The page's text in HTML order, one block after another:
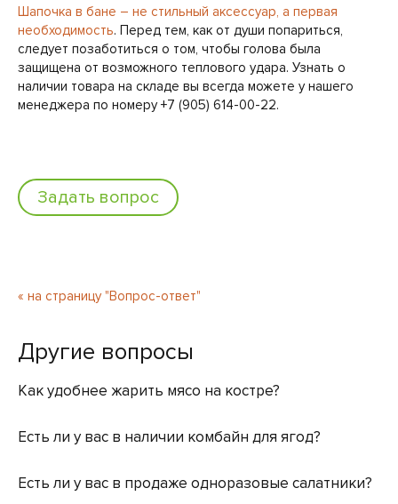
Шапочка в бане – не стильный аксессуар, а первая
необходимость. Перед тем, как от души попариться,
следует позаботиться о том, чтобы голова была
защищена от возможного теплового удара. Узнать о
наличии товара на складе вы всегда можете у нашего
менеджера по номеру +7 (905) 614-00-22.
Задать вопрос
« на страницу "Вопрос-ответ"
Другие вопросы
Как удобнее жарить мясо на костре?
Есть ли у вас в наличии комбайн для ягод?
Есть ли у вас в продаже одноразовые салатники?